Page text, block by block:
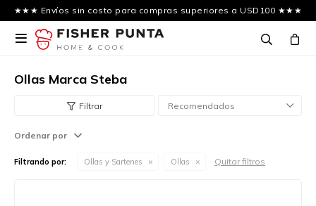
★★★ Envíos sin costo para compras superiores a USD100 ★★★

Ollas Marca Steba
Recomendados
Ordenar por
Filtrando por: Ollas y Sartenes Ollas Quitar filtros